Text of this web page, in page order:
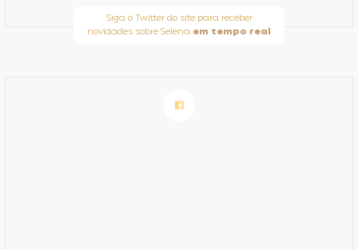
Siga o Twitter do site para receber
novidades sobre Selena em tempo real